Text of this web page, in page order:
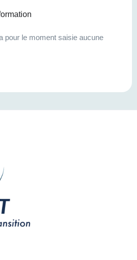
pour le moment saisie aucune